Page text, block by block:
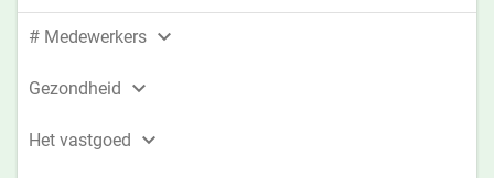
# Medewerkers 
Gezondheid 
Het vastgoed 